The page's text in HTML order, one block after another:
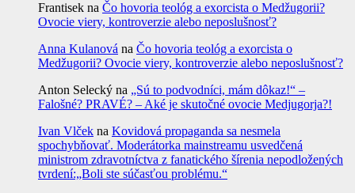
Frantisek na Čo hovoria teológ a exorcista o Medžugorii?
Ovocie viery, kontroverzie alebo neposlušnosť?
Anna Kulanová na Čo hovoria teológ a exorcista o
Medžugorii? Ovocie viery, kontroverzie alebo neposlušnosť?
Anton Selecký na „Sú to podvodníci, mám dôkaz!“ –
Falošné? PRAVÉ? – Aké je skutočné ovocie Medjugorja?!
Ivan Vlček na Kovidová propaganda sa nesmela
spochybňovať. Moderátorka mainstreamu usvedčená
ministrom zdravotníctva z fanatického šírenia nepodložených
tvrdení:„Boli ste súčasťou problému.“